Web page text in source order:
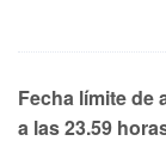
Fecha límite de
a las 23.59